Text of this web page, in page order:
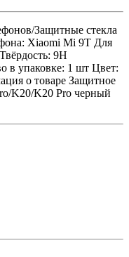
Защитные стекла
Xiaomi Mi 9T Для
9H
в упаковке: 1 шт Цвет:
о товаре Защитное
K20/K20 Pro черный